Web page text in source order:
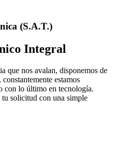
(S.A.T.)
Integral
que nos avalan, disponemos de
estamos
con lo último en tecnología.
solicitud con una simple